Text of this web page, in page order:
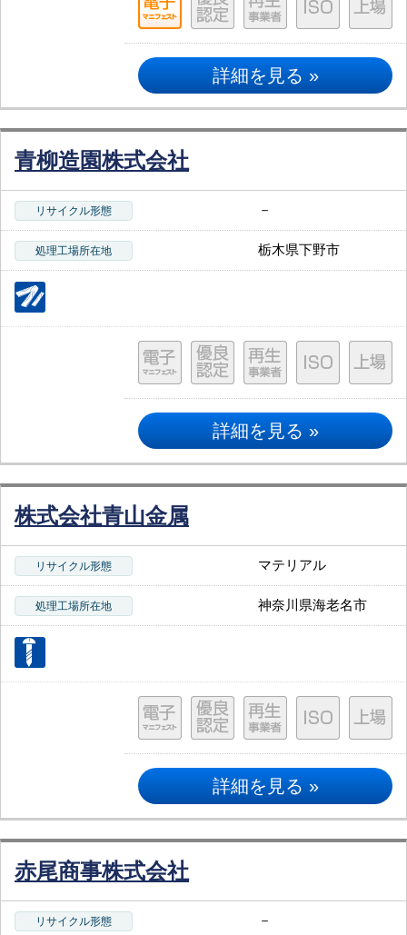
詳細を見る »
青柳造園株式会社
リサイクル形態 －
処理工場所在地 栃木県下野市
詳細を見る »
株式会社青山金属
リサイクル形態 マテリアル
処理工場所在地 神奈川県海老名市
詳細を見る »
赤尾商事株式会社
リサイクル形態 －